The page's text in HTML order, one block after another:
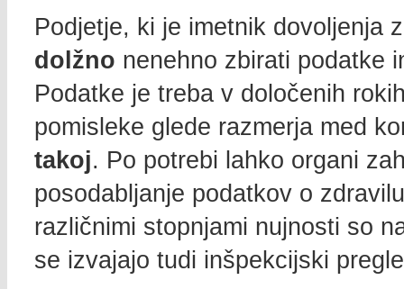
Podjetje, ki je imetnik dovoljenja
dolžno nenehno zbirati podatke
Podatke je treba v določenih
pomisleke glede razmerja med
takoj. Po potrebi lahko organi
posodabljanje podatkov o
različnimi stopnjami nujnosti so
se izvajajo tudi inšpekcijski